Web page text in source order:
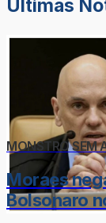
Últimas
MONSTRO SEM
Moraes
Bolsonaro